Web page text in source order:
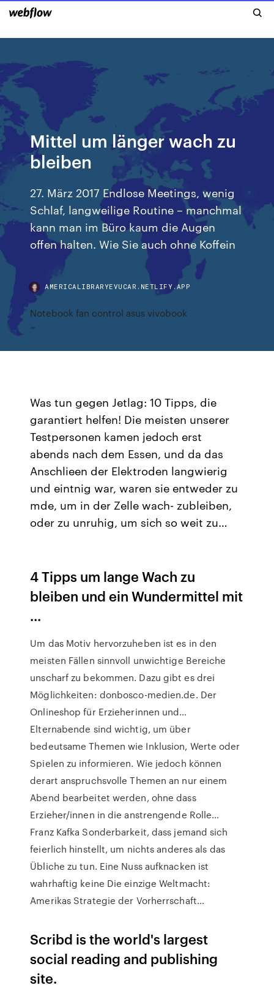
Mittel um länger wach zu
bleiben
27. März 2017 Endlose Meetings, wenig
Schlaf, langweilige Routine – manchmal
kann man im Büro kaum die Augen
offen halten. Wie Sie auch ohne Koffein
AMERICALIBRARYEVUCAR.NETLIFY.APP
Notebook fan control asus vivobook
Was tun gegen Jetlag: 10 Tipps, die
garantiert helfen! Die meisten unserer
Testpersonen kamen jedoch erst
abends nach dem Essen, und da das
Anschlieen der Elektroden langwierig
und eintnig war, waren sie entweder zu
mde, um in der Zelle wach- zubleiben,
oder zu unruhig, um sich so weit zu…
4 Tipps um lange Wach zu
bleiben und ein Wundermittel mit
...
Um das Motiv hervorzuheben ist es in den
meisten Fällen sinnvoll unwichtige Bereiche
unscharf zu bekommen. Dazu gibt es drei
Möglichkeiten: donbosco-medien.de. Der
Onlineshop für Erzieherinnen und…
Elternabende sind wichtig, um über
bedeutsame Themen wie Inklusion, Werte oder
Spielen zu informieren. Wie jedoch können
derart anspruchsvolle Themen an nur einem
Abend bearbeitet werden, ohne dass
Erzieher/innen in die anstrengende Rolle…
Franz Kafka Sonderbarkeit, dass jemand sich
feierlich hinstellt, um nichts anderes als das
Übliche zu tun. Eine Nuss aufknacken ist
wahrhaftig keine Die einzige Weltmacht:
Amerikas Strategie der Vorherrschaft…
Scribd is the world's largest
social reading and publishing
site.